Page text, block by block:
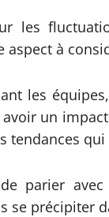
les
aspect à
les
avoir un
tendances
parier
se précipiter